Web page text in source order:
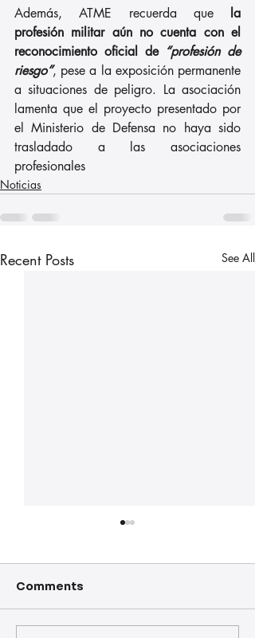
Además, ATME recuerda que la
profesión militar aún no cuenta con el
reconocimiento oficial de “profesión de
riesgo”, pese a la exposición permanente
a situaciones de peligro. La asociación
lamenta que el proyecto presentado por
el Ministerio de Defensa no haya sido
trasladado a las asociaciones
profesionales
Noticias
Recent Posts See All
Comments